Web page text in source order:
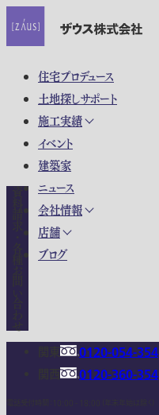
住宅プロデュース
土地探しサポート
施工実績
イベント
建築家
ニュース
会社情報
店舗
ブログ
0120-054-354
0120-360-354